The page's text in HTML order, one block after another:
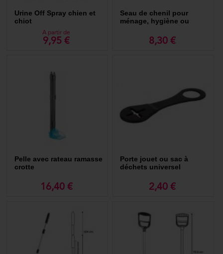
Urine Off Spray chien et
chiot
A partir de
9,95 €
Seau de chenil pour
ménage, hygiène ou
8,30 €
Pelle avec rateau ramasse
crotte
16,40 €
Porte jouet ou sac à
déchets universel
2,40 €